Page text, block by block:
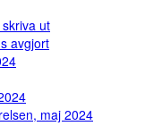
ut
avgjort
maj 2024